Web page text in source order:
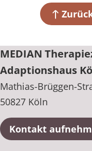
MEDIAN
Adaptionshaus
Mathias-Brüggen-
50827 Köln
Kontakt